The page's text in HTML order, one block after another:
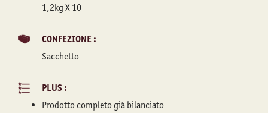
1,2kg X 10
CONFEZIONE :
Sacchetto
PLUS :
Prodotto completo già bilanciato